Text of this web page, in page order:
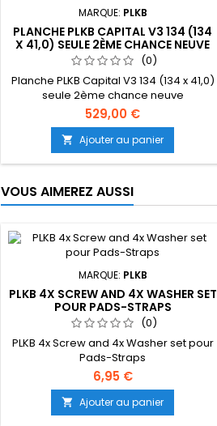
MARQUE: PLKB
PLANCHE PLKB CAPITAL V3 134 (134
X 41,0) SEULE 2ÈME CHANCE NEUVE
(0)
Planche PLKB Capital V3 134 (134 x 41,0)
seule 2ème chance neuve
529,00 €
 Ajouter au panier
VOUS AIMEREZ AUSSI
MARQUE: PLKB
PLKB 4X SCREW AND 4X WASHER SET
POUR PADS-STRAPS
(0)
PLKB 4x Screw and 4x Washer set pour
Pads-Straps
6,95 €
 Ajouter au panier